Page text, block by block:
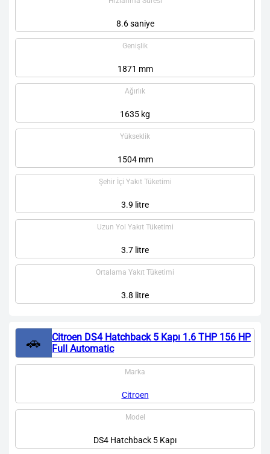
8.6 saniye
Genişlik
1871 mm
Ağırlık
1635 kg
Yükseklik
1504 mm
Şehir İçi Yakıt Tüketimi
3.9 litre
Uzun Yol Yakıt Tüketimi
3.7 litre
Ortalama Yakıt Tüketimi
3.8 litre
🚗
Citroen DS4 Hatchback 5 Kapı 1.6 THP 156 HP
Full Automatic
Marka
Citroen
Model
DS4 Hatchback 5 Kapı